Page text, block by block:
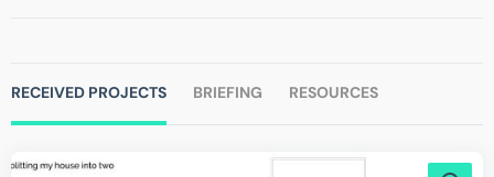
RECEIVED PROJECTS BRIEFING RESOURCES